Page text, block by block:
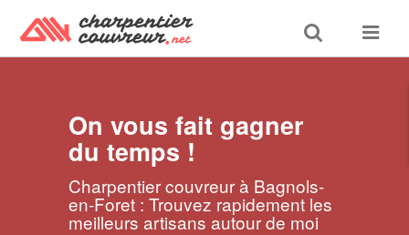
Toggle
search
Toggle
On vous fait gagner
du temps !
Charpentier couvreur à Bagnols-
en-Foret : Trouvez rapidement les
meilleurs artisans autour de moi